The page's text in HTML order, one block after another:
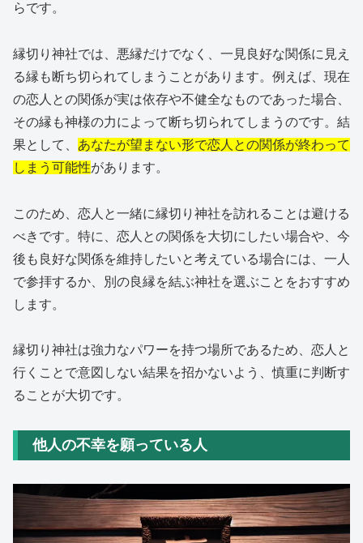
らです。
縁切り神社では、悪縁だけでなく、一見良好な関係に見え
る縁も断ち切られてしまうことがあります。例えば、現在
の恋人との関係が実は依存や不健全なものであった場合、
その縁も神様の力によって断ち切られてしまうのです。結
果として、 あなたが望まない形で恋人との関係が終わって
しまう可能性があります。
このため、恋人と一緒に縁切り神社を訪れることは避ける
べきです。特に、恋人との関係を大切にしたい場合や、今
後も良好な関係を維持したいと考えている場合には、一人
で参拝するか、別の良縁を結ぶ神社を選ぶことをおすすめ
します。
縁切り神社は強力なパワーを持つ場所であるため、恋人と
行くことで意図しない結果を招かないよう、慎重に判断す
ることが大切です。
他人の不幸を願っている人